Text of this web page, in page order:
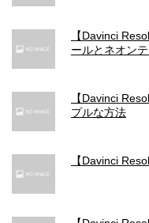
【Davinci
ールとネオン
【Davinci
プルな方法
【Davinci